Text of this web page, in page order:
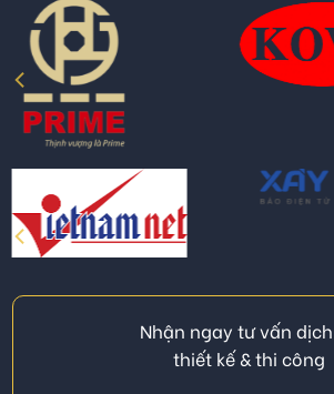
Nhận ngay tư vấn
thiết kế & thi công